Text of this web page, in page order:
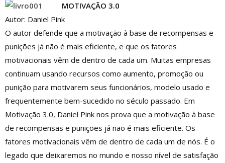
MOTIVAÇÃO 3.0
Autor: Daniel Pink
O autor defende que a motivação à base de recompensas e
punições já não é mais eficiente, e que os fatores
motivacionais vêm de dentro de cada um. Muitas empresas
continuam usando recursos como aumento, promoção ou
punição para motivarem seus funcionários, modelo usado e
frequentemente bem-sucedido no século passado. Em
Motivação 3.0, Daniel Pink nos prova que a motivação à base
de recompensas e punições já não é mais eficiente. Os
fatores motivacionais vêm de dentro de cada um de nós. É o
legado que deixaremos no mundo e nosso nível de satisfação